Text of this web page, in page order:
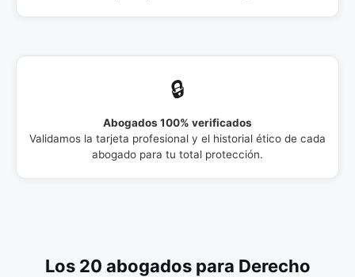
🔒
Abogados 100% verificados
Validamos la tarjeta profesional y el historial ético de cada
abogado para tu total protección.
Los 20 abogados para Derecho